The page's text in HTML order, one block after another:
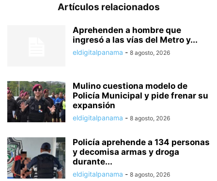
Artículos relacionados
Aprehenden a hombre que
ingresó a las vías del Metro y...
eldigitalpanama - 8 agosto, 2026
Mulino cuestiona modelo de
Policía Municipal y pide frenar su
expansión
eldigitalpanama - 8 agosto, 2026
Policía aprehende a 134 personas
y decomisa armas y droga
durante...
eldigitalpanama - 8 agosto, 2026